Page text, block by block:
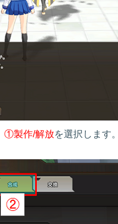
①製作/解放を選択します